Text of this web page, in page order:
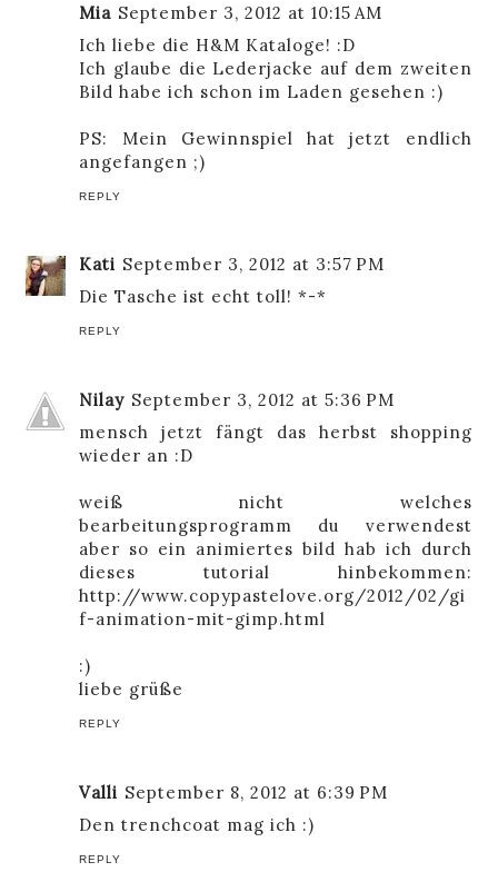
Mia September 3, 2012 at 10:15 AM
Ich liebe die H&M Kataloge! :D
Ich glaube die Lederjacke auf dem zweiten
Bild habe ich schon im Laden gesehen :)
PS: Mein Gewinnspiel hat jetzt endlich
angefangen ;)
REPLY
Kati September 3, 2012 at 3:57 PM
Die Tasche ist echt toll! *-*
REPLY
Nilay September 3, 2012 at 5:36 PM
mensch jetzt fängt das herbst shopping
wieder an :D
weiß nicht welches
bearbeitungsprogramm du verwendest
aber so ein animiertes bild hab ich durch
dieses tutorial hinbekommen:
http://www.copypastelove.org/2012/02/gi
f-animation-mit-gimp.html
:)
liebe grüße
REPLY
Valli September 8, 2012 at 6:39 PM
Den trenchcoat mag ich :)
REPLY